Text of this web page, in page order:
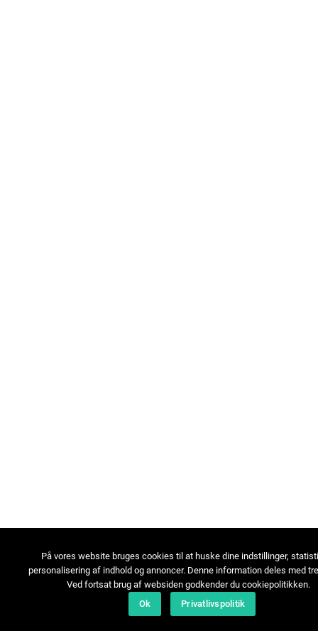
På vores website bruges cookies til at huske dine indstillinger,
personalisering af indhold og annoncer. Denne information deles med
Ved fortsat brug af websiden godkender du cookiepolitikken.
Ok
Privatlivspolitik